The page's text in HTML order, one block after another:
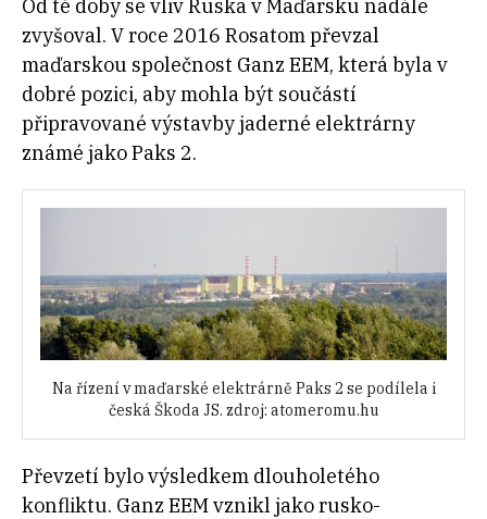
Od té doby se vliv Ruska v Maďarsku nadále
zvyšoval. V roce 2016 Rosatom převzal
maďarskou společnost Ganz EEM, která byla v
dobré pozici, aby mohla být součástí
připravované výstavby jaderné elektrárny
známé jako Paks 2.
Na řízení v maďarské elektrárně Paks 2 se podílela i
česká Škoda JS. zdroj: atomeromu.hu
Převzetí bylo výsledkem dlouholetého
konfliktu. Ganz EEM vznikl jako rusko-